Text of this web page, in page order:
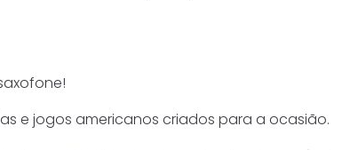
e jogos americanos criados para a ocasião.